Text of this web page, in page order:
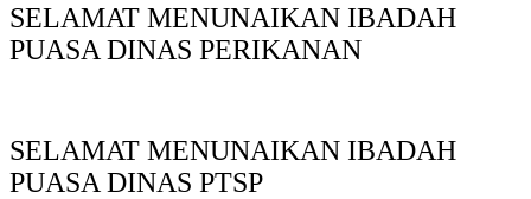
SELAMAT MENUNAIKAN IBADAH
PUASA DINAS PERIKANAN
SELAMAT MENUNAIKAN IBADAH
PUASA DINAS PTSP